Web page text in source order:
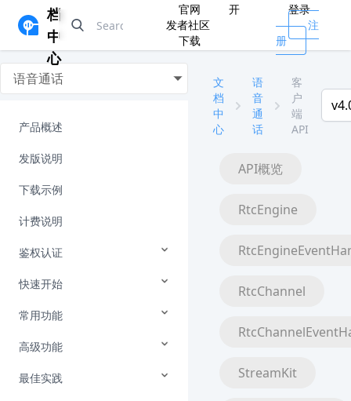
档
中
心
官网
开
发者社区
下载
登录
注
册
语音通话
产品概述
发版说明
下载示例
计费说明
鉴权认证
快速开始
常用功能
高级功能
最佳实践
文
档
中
心
语
音
通
话
客
户
端
API
API概览
RtcEngine
RtcChannel
StreamKit